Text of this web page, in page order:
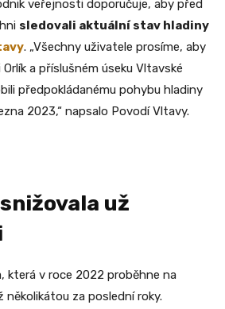
veřejnosti doporučuje, aby před
sledovali aktuální stav hladiny
. „Všechny uživatele prosíme, aby
a příslušném úseku Vltavské
předpokládanému pohybu hladiny
2023,“ napsalo Povodí Vltavy.
už
která v roce 2022 proběhne na
několikátou za poslední roky.